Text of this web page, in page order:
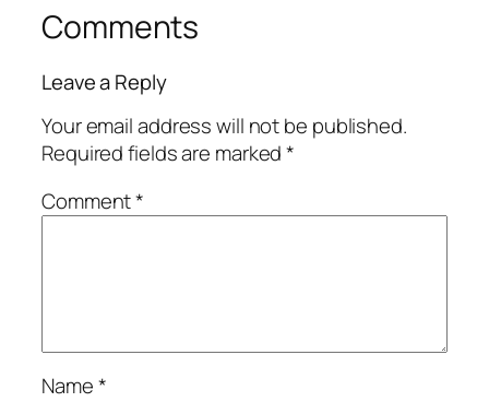
Comments
Leave a Reply
Your email address will not be published.
Required fields are marked*
Comment*
Name*